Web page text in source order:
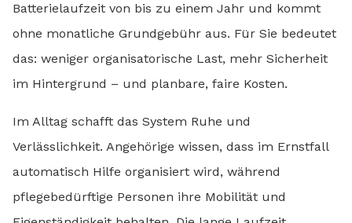
Batterielaufzeit von bis zu einem Jahr und kommt
ohne monatliche Grundgebühr aus. Für Sie bedeutet
das: weniger organisatorische Last, mehr Sicherheit
im Hintergrund – und planbare, faire Kosten.
Im Alltag schafft das System Ruhe und
Verlässlichkeit. Angehörige wissen, dass im Ernstfall
automatisch Hilfe organisiert wird, während
pflegebedürftige Personen ihre Mobilität und